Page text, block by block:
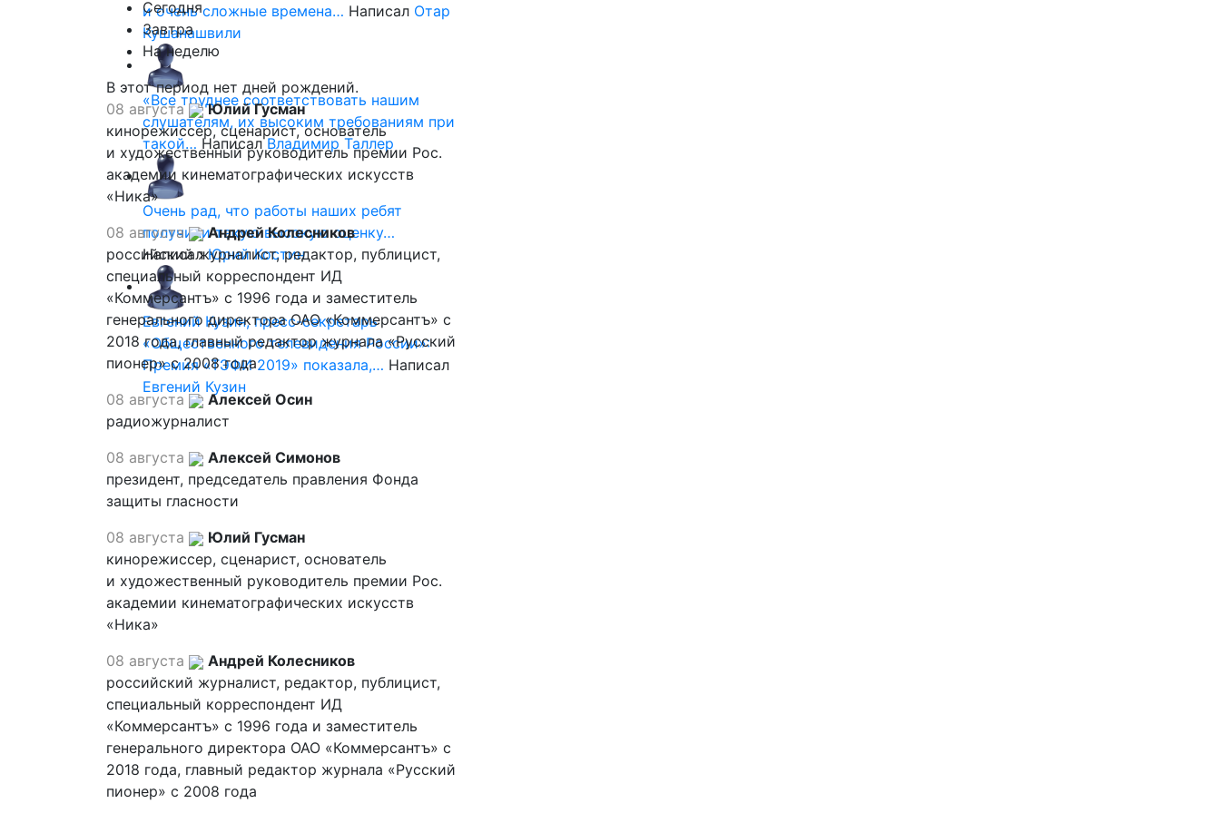
и очень сложные времена… Написал Отар
Кушанашвили
«Все труднее соответствовать нашим
слушателям, их высоким требованиям при
такой… НаписалВладимир Таллер
Очень рад, что работы наших ребят
получили такую высокую оценку…
НаписалЮрий Костин
Евгений Кузин, пресс-секретарь
«Общественного телевидения России»:
Премия «ТЭФИ 2019» показала,… Написал
Евгений Кузин
Сегодня
Завтра
На неделю
В этот период нет дней рождений.
08 августа
Юлий Гусман
кинорежиссер, сценарист, основатель
и художественный руководитель премии Рос.
академии кинематографических искусств
«Ника»
08 августа
Андрей Колесников
российский журналист, редактор, публицист,
специальный корреспондент ИД
«Коммерсантъ» с 1996 года и заместитель
генерального директора ОАО «Коммерсантъ» с
2018 года, главный редактор журнала «Русский
пионер» с 2008 года
08 августа
Алексей Осин
радиожурналист
08 августа
Алексей Симонов
президент, председатель правления Фонда
защиты гласности
08 августа
Юлий Гусман
кинорежиссер, сценарист, основатель
и художественный руководитель премии Рос.
академии кинематографических искусств
«Ника»
08 августа
Андрей Колесников
российский журналист, редактор, публицист,
специальный корреспондент ИД
«Коммерсантъ» с 1996 года и заместитель
генерального директора ОАО «Коммерсантъ» с
2018 года, главный редактор журнала «Русский
пионер» с 2008 года